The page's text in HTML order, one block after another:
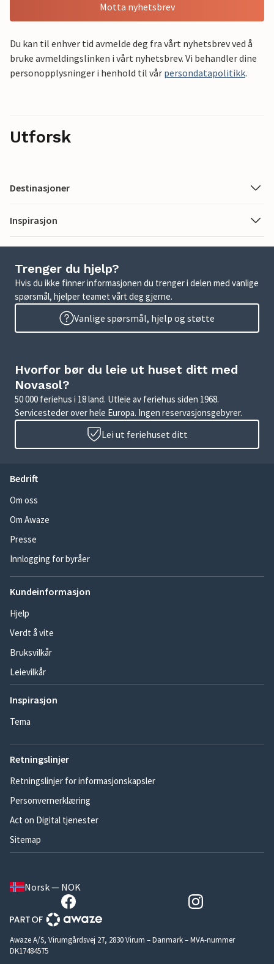
Motta nyhetsbrev
Du kan til enhver tid avmelde deg fra vårt nyhetsbrev ved å
bruke avmeldingslinken i vårt nyhetsbrev. Vi behandler dine
personopplysninger i henhold til vår persondatapolitikk.
Utforsk
Destinasjoner
Inspirasjon
Trenger du hjelp?
Hvis du ikke finner informasjonen du trenger i delen med vanlige
spørsmål, hjelper teamet vårt deg gjerne.
Vanlige spørsmål, hjelp og støtte
Hvorfor bør du leie ut huset ditt med
Novasol?
50 000 feriehus i 18 land. Utleie av feriehus siden 1968.
Servicesteder over hele Europa. Ingen reservasjonsgebyrer.
Lei ut feriehuset ditt
Bedrift
Om oss
Om Awaze
Presse
Innlogging for byråer
Kundeinformasjon
Hjelp
Verdt å vite
Bruksvilkår
Leievilkår
Inspirasjon
Tema
Retningslinjer
Retningslinjer for informasjonskapsler
Personvernerklæring
Act on Digital tjenester
Sitemap
Norsk — NOK
Awaze A/S, Virumgårdsvej 27, 2830 Virum – Danmark – MVA-nummer
DK17484575